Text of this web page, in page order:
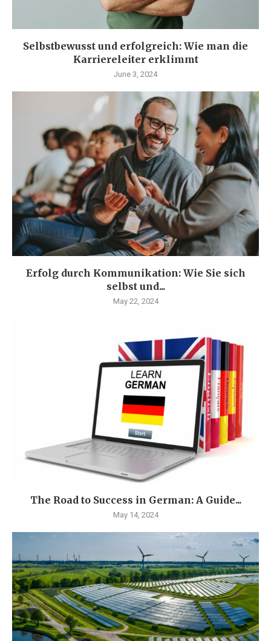
Selbstbewusst und erfolgreich: Wie man die
Karriereleiter erklimmt
June 3, 2024
Erfolg durch Kommunikation: Wie Sie sich
selbst und...
May 22, 2024
The Road to Success in German: A Guide...
May 14, 2024